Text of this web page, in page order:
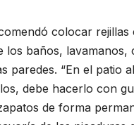
colocar rejillas
los baños, lavamanos,
paredes. “En el patio
debe hacerlo con
de forma